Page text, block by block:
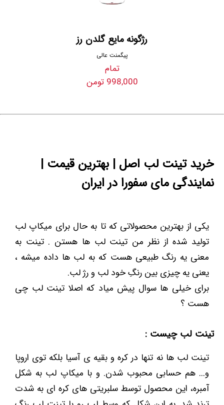
رژگونه مایع گلدن رز
پیگمنت عالی
تمام
998,000 تومن
خرید تینت لب اصل | بهترین قیمت |
نمایندگی مای سفورا در ایران
یکی از بهترین محصولاتی که تا به حال برای میکاپ لب
تولید شده از نظر من تینت لب ها هستن . تینت به
معنی یه رنگ طبیعی هست که به لب ها داده میشه ،
یعنی یه چیزی بین رنگِ خود لب و رژ لب.
برای خیلی ها سوال پیش میاد که اصلا تینت لب چی
هست ؟
تینت لب چیست :
تینت لب ها نه تنها در کره و بقیه ی آسیا بلکه توی اروپا
و... هم حسابی محبوب شدن. و با میکاپ لب به شکل
آمبره، این محصول توسط سلبریتی های کره ای به شدت